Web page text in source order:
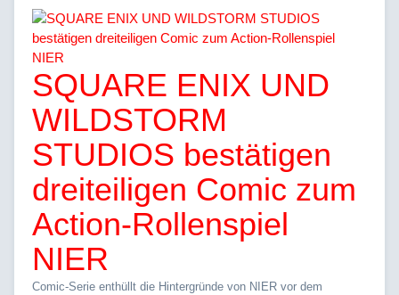
SQUARE ENIX UND
WILDSTORM
STUDIOS bestätigen
dreiteiligen Comic zum
Action-Rollenspiel
NIER
Comic-Serie enthüllt die Hintergründe von NIER vor dem